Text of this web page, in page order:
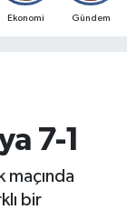
Ekonomi Gündem
7-1
maçında
bir